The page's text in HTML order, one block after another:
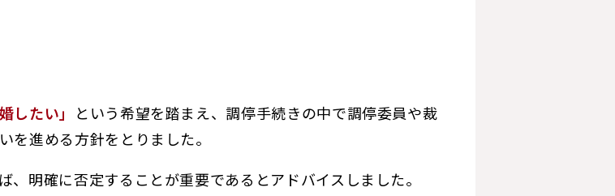
したい」
という希望を踏まえ、調停手続きの中で調停委員や裁
を進める方針をとりました。
明確に否定することが重要であるとアドバイスしました。